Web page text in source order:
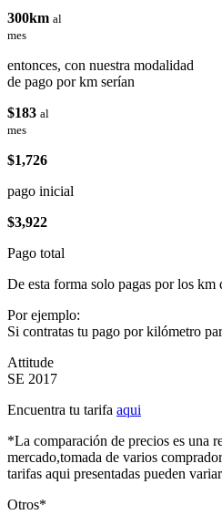
300km al
mes
entonces, con nuestra modalidad
de pago por km serían
$183 al
mes
$1,726
pago inicial
$3,922
Pago total
De esta forma solo pagas por los km
Por ejemplo:
Si contratas tu pago por kilómetro
Attitude
SE 2017
Encuentra tu tarifa aqui
*La comparación de precios es una
mercado,tomada de varios
tarifas aqui presentadas pueden
Otros*